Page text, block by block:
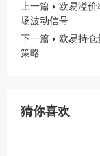
上一篇
欧易溢价
场波动信号
下一篇
欧易持仓
策略
猜你喜欢